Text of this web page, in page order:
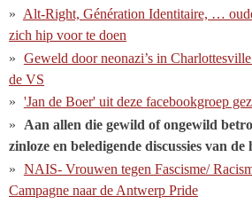
Alt-Right, Génération Identitaire, …
zich hip voor te doen
Geweld door neonazi’s in
de VS
'Jan de Boer' uit deze facebookgroep
Aan allen die gewild of ongewild
zinloze en beledigende discussies van de
NAIS- Vrouwen tegen Fascisme/
Campagne naar de Antwerp Pride